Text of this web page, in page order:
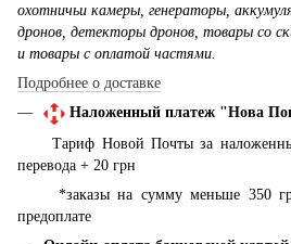
охотничьи камеры, генераторы,
дронов, детекторы дронов, товары со
и товары с оплатой частями.
Подробнее о доставке
Наложенный платеж "Нова
Тариф Новой Почты за
перевода + 20 грн
*заказы на сумму меньше 350 грн
предоплате